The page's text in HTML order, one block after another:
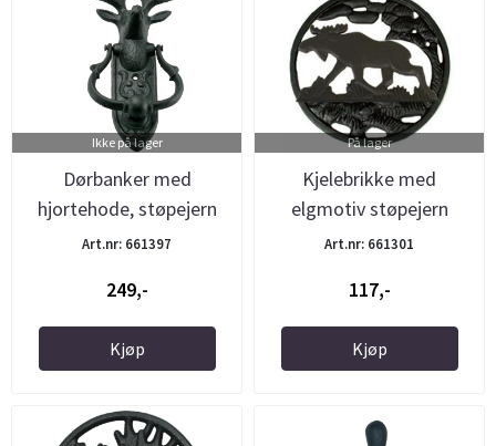
Ikke på lager
Dørbanker med
hjortehode, støpejern
Art.nr: 661397
249,-
Kjøp
På lager
Kjelebrikke med
elgmotiv støpejern
Art.nr: 661301
117,-
Kjøp